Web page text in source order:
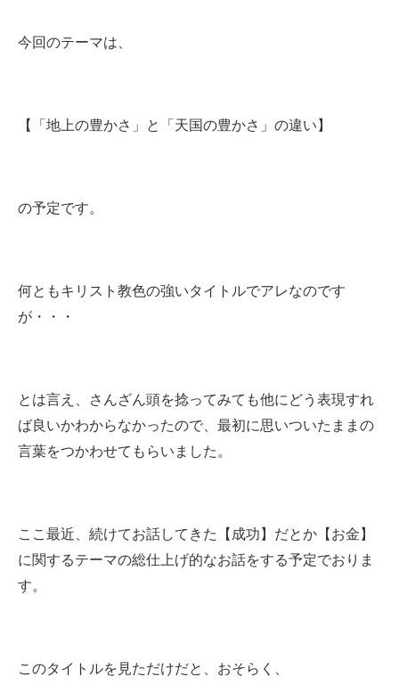
今回のテーマは、
【「地上の豊かさ」と「天国の豊かさ」の違い】
の予定です。
何ともキリスト教色の強いタイトルでアレなのです
が・・・
とは言え、さんざん頭を捻ってみても他にどう表現すれ
ば良いかわからなかったので、最初に思いついたままの
言葉をつかわせてもらいました。
ここ最近、続けてお話してきた【成功】だとか【お金】
に関するテーマの総仕上げ的なお話をする予定でおりま
す。
このタイトルを見ただけだと、おそらく、